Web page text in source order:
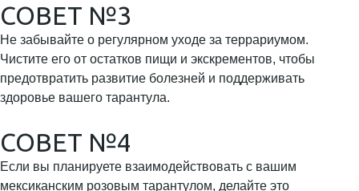
СОВЕТ №3
Не забывайте о регулярном уходе за террариумом.
Чистите его от остатков пищи и экскрементов, чтобы
предотвратить развитие болезней и поддерживать
здоровье вашего тарантула.
СОВЕТ №4
Если вы планируете взаимодействовать с вашим
мексиканским розовым тарантулом, делайте это